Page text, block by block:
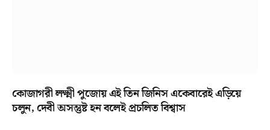
কোজাগরী লক্ষ্মী পুজোয় এই তিন জিনিস একেবারেই এড়িয়ে
চলুন, দেবী অসন্তুষ্ট হন বলেই প্রচলিত বিশ্বাস